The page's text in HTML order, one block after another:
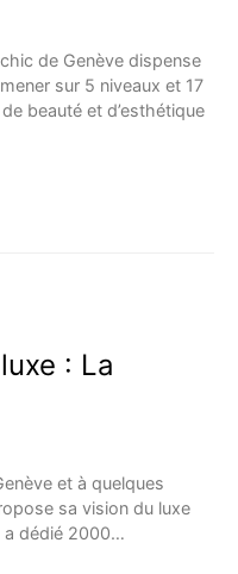
de Genève dispense
sur 5 niveaux et 17
beauté et d’esthétique
: La
et à quelques
sa vision du luxe
a dédié 2000…